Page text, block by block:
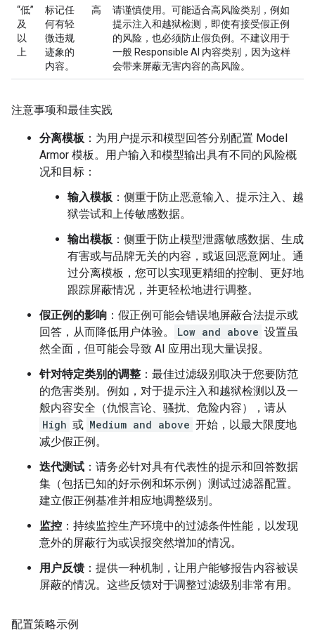
“低”
及
以
上
标记任
何有轻
微违规
迹象的
内容。
高
请谨慎使用。可能适合高风险类别，例如
提示注入和越狱检测，即使有接受假正例
的风险，也必须防止假负例。不建议用于
一般 Responsible AI 内容类别，因为这样
会带来屏蔽无害内容的高风险。
注意事项和最佳实践
分离模板 ：为用户提示和模型回答分别配置 Model
Armor 模板。用户输入和模型输出具有不同的风险概
况和目标：
输入模板 ：侧重于防止恶意输入、提示注入、越
狱尝试和上传敏感数据。
输出模板 ：侧重于防止模型泄露敏感数据、生成
有害或与品牌无关的内容，或返回恶意网址。通
过分离模板，您可以实现更精细的控制、更好地
跟踪屏蔽情况，并更轻松地进行调整。
假正例的影响 ：假正例可能会错误地屏蔽合法提示或
回答，从而降低用户体验。
Low and above 设置虽
然全面，但可能会导致 AI 应用出现大量误报。
针对特定类别的调整 ：最佳过滤级别取决于您要防范
的危害类别。例如，对于提示注入和越狱检测以及一
般内容安全（仇恨言论、骚扰、危险内容），请从
High 或 Medium and above 开始，以最大限度地
减少假正例。
迭代测试 ：请务必针对具有代表性的提示和回答数据
集（包括已知的好示例和坏示例）测试过滤器配置。
建立假正例基准并相应地调整级别。
监控 ：持续监控生产环境中的过滤条件性能，以发现
意外的屏蔽行为或误报突然增加的情况。
用户反馈 ：提供一种机制，让用户能够报告内容被误
屏蔽的情况。这些反馈对于调整过滤级别非常有用。
配置策略示例